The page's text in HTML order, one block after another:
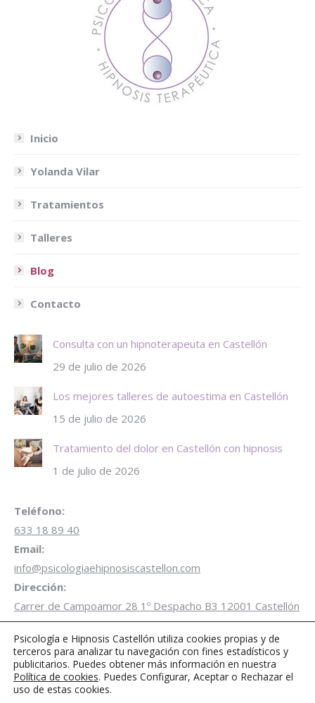
Inicio
Yolanda Vilar
Tratamientos
Talleres
Blog
Contacto
Consulta con un hipnoterapeuta en Castellón
29 de julio de 2026
Los mejores talleres de autoestima en Castellón
15 de julio de 2026
Tratamiento del dolor en Castellón con hipnosis
1 de julio de 2026
Teléfono:
633 18 89 40
Email:
info@psicologiaehipnosiscastellon.com
Dirección:
Carrer de Campoamor 28 1º Despacho B3 12001 Castellón
de la Plana
Aparcamiento gratuito de 1 horaen Parking Plaza
Juez Borrull
Encuéntranos en:
Psicología e Hipnosis Castellón utiliza cookies propias y de
terceros para analizar tu navegación con fines estadísticos y
publicitarios. Puedes obtener más información en nuestra
Política de cookies. Puedes Configurar, Aceptar o Rechazar el
uso de estas cookies.